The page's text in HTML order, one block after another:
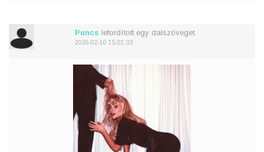
fonder, I'm flattered by the dista
Puncs lefordított egy dalszöveget.
2026-02-10 15:01:33